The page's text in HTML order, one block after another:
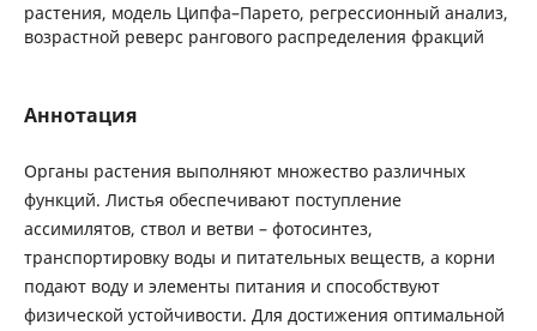
растения, модель Ципфа–Парето, регрессионный анализ,
возрастной реверс рангового распределения фракций
Аннотация
Органы растения выполняют множество различных
функций. Листья обеспечивают поступление
ассимилятов, ствол и ветви – фотосинтез,
транспортировку воды и питательных веществ, а корни
подают воду и элементы питания и способствуют
физической устойчивости. Для достижения оптимальной